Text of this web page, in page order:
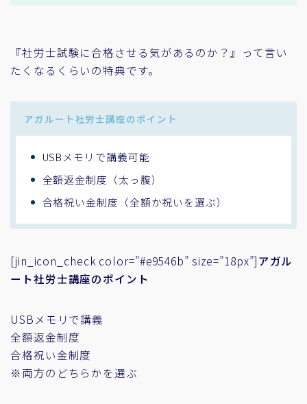
『社労士試験に合格させる気があるのか？』って言い
たくなるくらいの特典です。
アガルート社労士講座のポイント
USBメモリで講義可能
全額返金制度（太っ腹）
合格祝い金制度（全額か祝いを選ぶ）
[jin_icon_check color=”#e9546b” size=”18px”]アガル
ート社労士講座のポイント
USBメモリで講義
全額返金制度
合格祝い金制度
※両方のどちらかを選ぶ